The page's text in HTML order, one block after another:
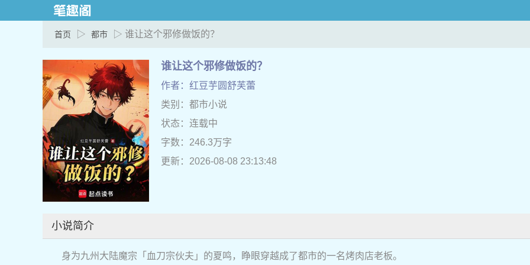
首页 ▷ 都市 ▷ 谁让这个邪修做饭的？
谁让这个邪修做饭的？
作者：红豆芋圆舒芙蕾
类别：都市小说
状态：连载中
字数：246.3万字
更新：2026-08-08 23:13:48
小说简介
身为九州大陆魔宗「血刀宗伙夫」的夏鸣，睁眼穿越成了都市的一名烤肉店老板。